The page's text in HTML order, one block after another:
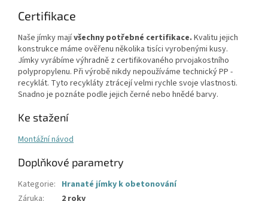
Certifikace
Naše jímky majívšechny potřebné certifikace. Kvalitu jejich
konstrukce máme ověřenu několika tisíci vyrobenými kusy.
Jímky vyrábíme výhradně z certifikovaného prvojakostního
polypropylenu. Při výrobě nikdy nepoužíváme technický PP -
recyklát. Tyto recykláty ztrácejí velmi rychle svoje vlastnosti.
Snadno je poznáte podle jejich černé nebo hnědé barvy.
Ke stažení
Montážní návod
Doplňkové parametry
Kategorie: Hranaté jímky k obetonování
Záruka:
2 roky